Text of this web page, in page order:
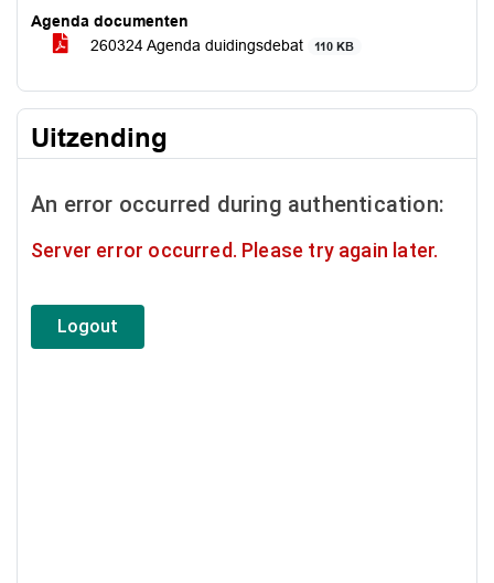
Agenda documenten
260324 Agenda duidingsdebat
110 KB
Uitzending